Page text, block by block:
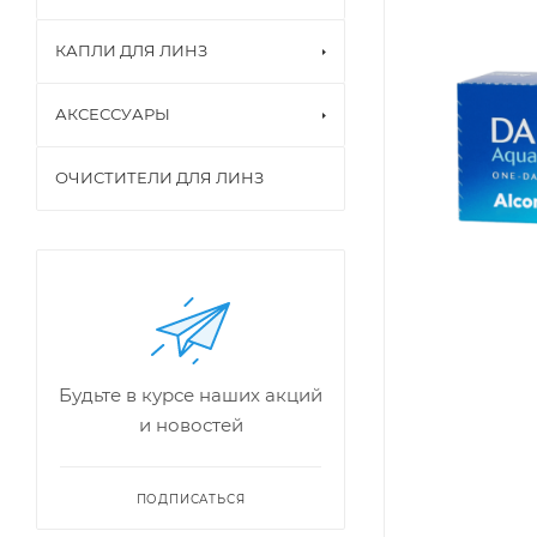
КАПЛИ ДЛЯ ЛИНЗ
АКСЕССУАРЫ
ОЧИСТИТЕЛИ ДЛЯ ЛИНЗ
Будьте в курсе наших акций
и новостей
ПОДПИСАТЬСЯ